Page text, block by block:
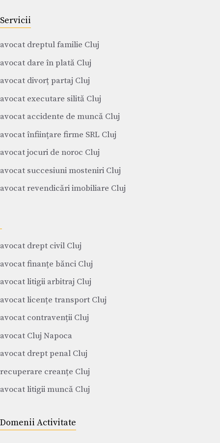
Servicii
avocat dreptul familie Cluj
avocat dare în plată Cluj
avocat divorț partaj Cluj
avocat executare silită Cluj
avocat accidente de muncă Cluj
avocat înființare firme SRL Cluj
avocat jocuri de noroc Cluj
avocat succesiuni mosteniri Cluj
avocat revendicări imobiliare Cluj
avocat drept civil Cluj
avocat finanțe bănci Cluj
avocat litigii arbitraj Cluj
avocat licențe transport Cluj
avocat contravenții Cluj
avocat Cluj Napoca
avocat drept penal Cluj
recuperare creanțe Cluj
avocat litigii muncă Cluj
Domenii Activitate